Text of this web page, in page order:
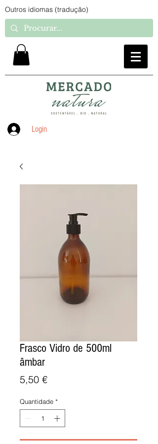
Outros idiomas (tradução)
Login
Frasco Vidro de 500ml
âmbar
5,50 €Preço
Quantidade *